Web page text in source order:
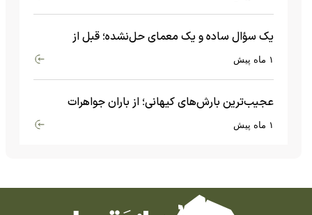
یک سؤال ساده و یک معمای حل‌نشده؛ قبل از
بیگ‌بنگ و آغاز جهان چه چیزی وجود داشت؟۱ ماه پیش
عجیب‌ترین بارش‌های کیهانی؛ از باران جواهرات
گران‌قیمت تا بارش آهن و شیشه۱ ماه پیش